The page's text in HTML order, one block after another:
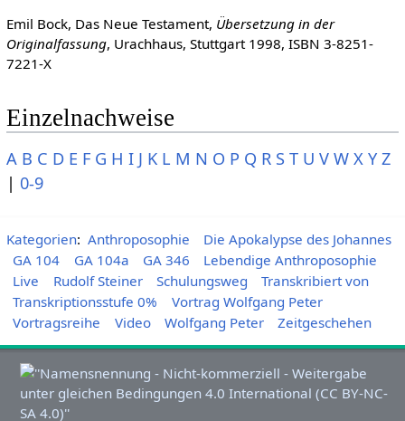
Emil Bock, Das Neue Testament, Übersetzung in der
Originalfassung, Urachhaus, Stuttgart 1998, ISBN 3-8251-
7221-X
Einzelnachweise
A B C D E F G H I J K L M N O P Q R S T U V W X Y Z
| 0-9
Kategorien: Anthroposophie
Die Apokalypse des Johannes
GA 104
GA 104a GA 346
Lebendige Anthroposophie
Live
Rudolf Steiner Schulungsweg
Transkribiert von
Transkriptionsstufe 0%
Vortrag Wolfgang Peter
Vortragsreihe
Video Wolfgang Peter Zeitgeschehen